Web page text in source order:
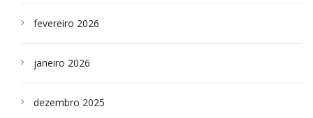
fevereiro 2026
janeiro 2026
dezembro 2025